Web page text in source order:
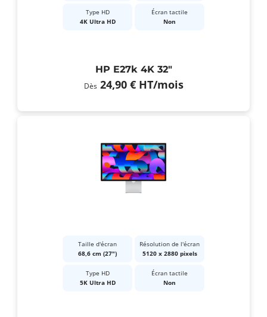
Type HD
4K Ultra HD
Écran tactile
Non
HP E27k 4K 32"
Dès 24,90 € HT/mois
Taille d'écran
68,6 cm (27")
Résolution de l'écran
5120 x 2880 pixels
Type HD
5K Ultra HD
Écran tactile
Non